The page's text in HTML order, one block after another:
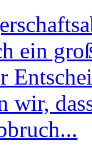
ein
wir,